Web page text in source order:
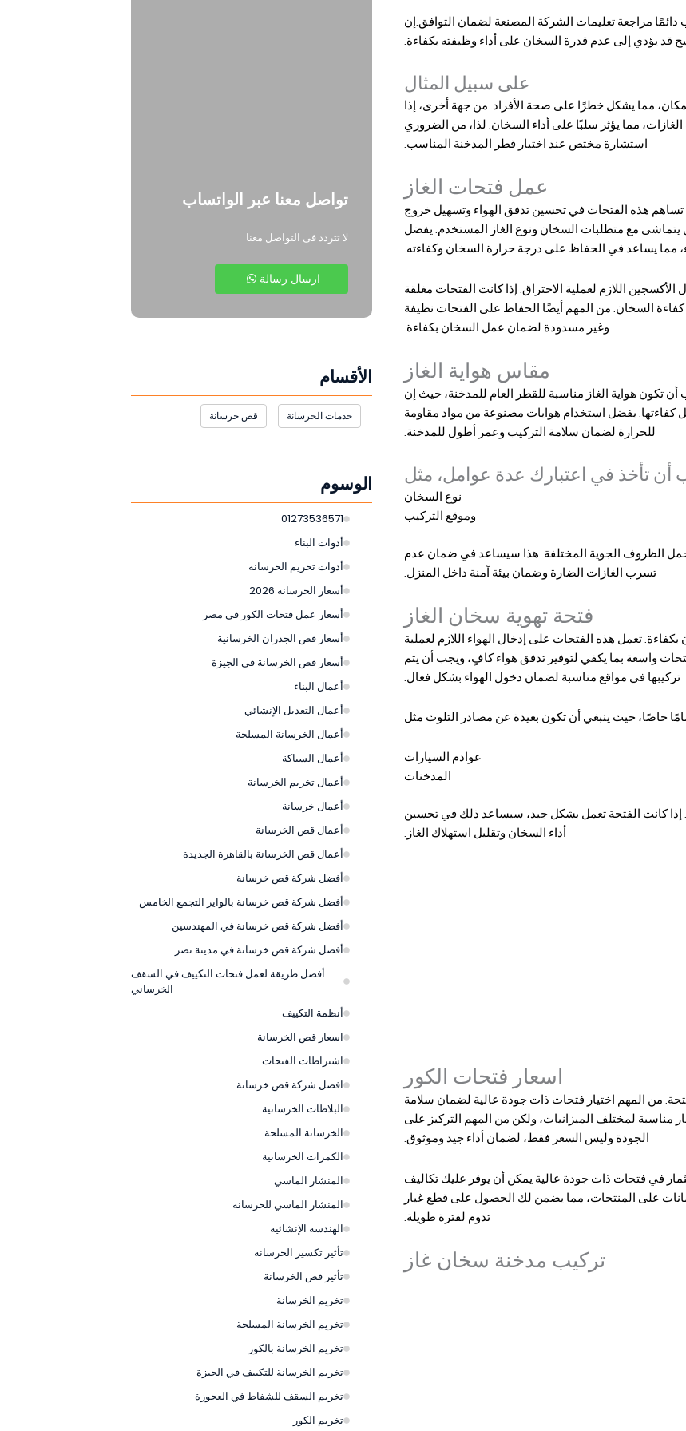
سخان الغاز بين 10 إلى 15 سم، ولكن يجب دائمًا مراجعة تعليمات الشركة المصنعة لضمان التوافق.إن
يؤدي إلى عدم قدرة السخان على أداء وظيفته بكفاءة.
على سبيل المثال
مما يشكل خطرًا على صحة الأفراد. من جهة أخرى، إذا
مما يؤثر سلبًا على أداء السخان. لذا، من الضروري
استشارة مختص عند اختيار قطر المدخنة المناسب.
عمل فتحات الغاز
هذه الفتحات في تحسين تدفق الهواء وتسهيل خروج
مع متطلبات السخان ونوع الغاز المستخدم. يفضل
مما يساعد في الحفاظ على درجة حرارة السخان وكفاءته.
اللازم لعملية الاحتراق. إذا كانت الفتحات مغلقة
السخان. من المهم أيضًا الحفاظ على الفتحات نظيفة
وغير مسدودة لضمان عمل السخان بكفاءة.
مقاس هواية الغاز
أن تكون هواية الغاز مناسبة للقطر العام للمدخنة، حيث إن
كفاءتها. يفضل استخدام هوايات مصنوعة من مواد مقاومة
للحرارة لضمان سلامة التركيب وعمر أطول للمدخنة.
أن تأخذ في اعتبارك عدة عوامل، مثل
نوع السخان
وموقع التركيب
الظروف الجوية المختلفة. هذا سيساعد في ضمان عدم
تسرب الغازات الضارة وضمان بيئة آمنة داخل المنزل.
فتحة تهوية سخان الغاز
تعمل هذه الفتحات على إدخال الهواء اللازم لعملية
واسعة بما يكفي لتوفير تدفق هواء كافٍ، ويجب أن يتم
تركيبها في مواقع مناسبة لضمان دخول الهواء بشكل فعال.
خاصًا، حيث ينبغي أن تكون بعيدة عن مصادر التلوث مثل
عوادم السيارات
المدخنات
إذا كانت الفتحة تعمل بشكل جيد، سيساعد ذلك في تحسين
أداء السخان وتقليل استهلاك الغاز.
اسعار فتحات الكور
من المهم اختيار فتحات ذات جودة عالية لضمان سلامة
مناسبة لمختلف الميزانيات، ولكن من المهم التركيز على
الجودة وليس السعر فقط، لضمان أداء جيد وموثوق.
في فتحات ذات جودة عالية يمكن أن يوفر عليك تكاليف
على المنتجات، مما يضمن لك الحصول على قطع غيار
تدوم لفترة طويلة.
تركيب مدخنة سخان غاز
تواصل معنا عبر الواتساب
لا تتردد فى التواصل معنا
ارسال رسالة
الأقسام
خدمات الخرسانة قص خرسانة
الوسوم
01273536571
أدوات البناء
أدوات تخريم الخرسانة
أسعار الخرسانة 2026
أسعار عمل فتحات الكور في مصر
أسعار قص الجدران الخرسانية
أسعار قص الخرسانة في الجيزة
أعمال البناء
أعمال التعديل الإنشائي
أعمال الخرسانة المسلحة
أعمال السباكة
أعمال تخريم الخرسانة
أعمال خرسانة
أعمال قص الخرسانة
أعمال قص الخرسانة بالقاهرة الجديدة
أفضل شركة قص خرسانة
أفضل شركة قص خرسانة بالواير التجمع الخامس
أفضل شركة قص خرسانة في المهندسين
أفضل شركة قص خرسانة في مدينة نصر
أفضل طريقة لعمل فتحات التكييف في السقف
الخرساني
أنظمة التكييف
اسعار قص الخرسانة
اشتراطات الفتحات
افضل شركة قص خرسانة
البلاطات الخرسانية
الخرسانة المسلحة
الكمرات الخرسانية
المنشار الماسي
المنشار الماسي للخرسانة
الهندسة الإنشائية
تأثير تكسير الخرسانة
تأثير قص الخرسانة
تخريم الخرسانة
تخريم الخرسانة المسلحة
تخريم الخرسانة بالكور
تخريم الخرسانة للتكييف في الجيزة
تخريم السقف للشفاط في العجوزة
تخريم الكور